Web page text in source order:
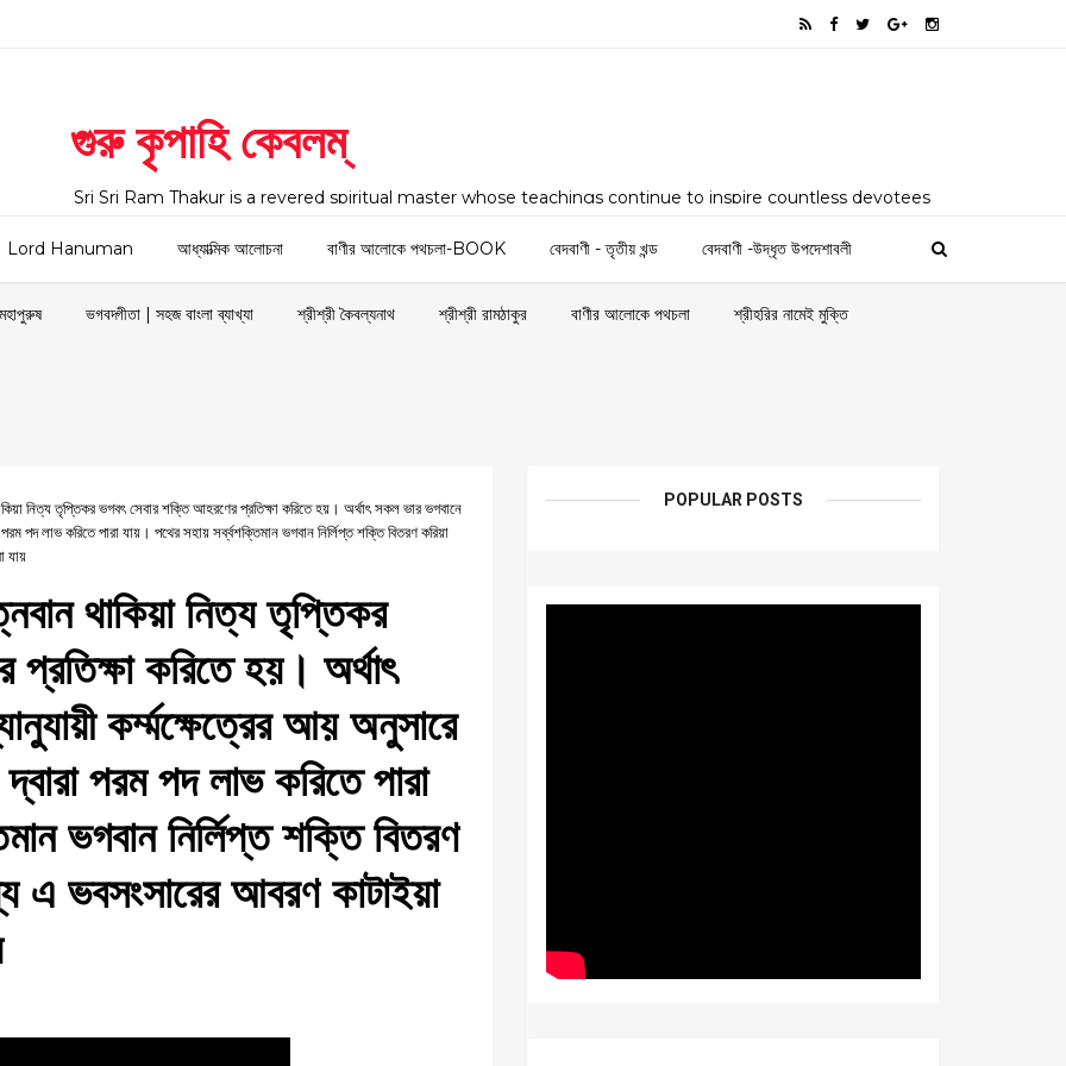
গুরু কৃপাহি কেবলম্
Sri Sri Ram Thakur is a revered spiritual master whose teachings continue to inspire countless devotees
preserving, promoting, and sharing the divine life, teachings, philosophy, and spiritual legacy of Sri Sri
Ram Thakur, lovingly known as Dayal Thakur, Sri Sri Kaibalyanath, and Sri Sri Satyanarayan by his
followers. Born as Ram Chandra Dev in Dingamanik, Faridpur (present-day Bangladesh)
Lord Hanuman আধ্যাত্মিক আলোচনা বাণীর আলোকে পথচলা-BOOK বেদবাণী - তৃতীয় খন্ড বেদবাণী -উদ্ধৃত উপদেশাবলী
মহাপুরুষ ভগবদ্গীতা | সহজ বাংলা ব্যাখ্যা শ্রীশ্রী কৈবল্যনাথ শ্রীশ্রী রামঠাকুর বাণীর আলোকে পথচলা শ্রীহরির নামেই মুক্তি
নিত্য তৃপ্তিকর ভগবৎ সেবার শক্তি আহরণের প্রতিক্ষা করিতে হয়। অর্থাৎ সকল ভার ভগবানে
পদ লাভ করিতে পারা যায়। পথের সহায় সর্ব্বশক্তিমান ভগবান নির্লিপ্ত শক্তি বিতরণ করিয়া
যায়
থাকিয়া নিত্য তৃপ্তিকর
করিতে হয়। অর্থাৎ
কর্ম্মক্ষেত্রের আয় অনুসারে
পরম পদ লাভ করিতে পারা
ভগবান নির্লিপ্ত শক্তি বিতরণ
এ ভবসংসারের আবরণ কাটাইয়া
POPULAR POSTS